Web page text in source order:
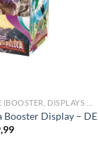
Booster Display – DE